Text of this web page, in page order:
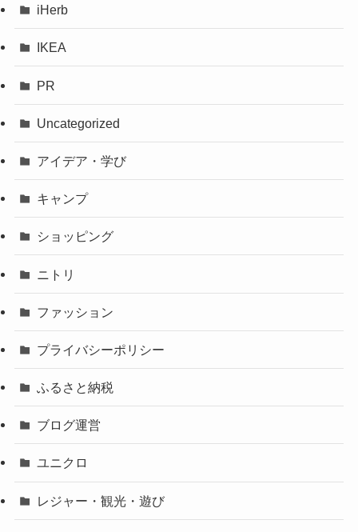
iHerb
IKEA
PR
Uncategorized
アイデア・学び
キャンプ
ショッピング
ニトリ
ファッション
プライバシーポリシー
ふるさと納税
ブログ運営
ユニクロ
レジャー・観光・遊び